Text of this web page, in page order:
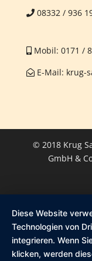
08332 / 936
Mobil: 0171 /
E-Mail: krug-
© 2018 Krug
GmbH &
Diese Website
Technologien von
integrieren. Wenn
klicken, werden